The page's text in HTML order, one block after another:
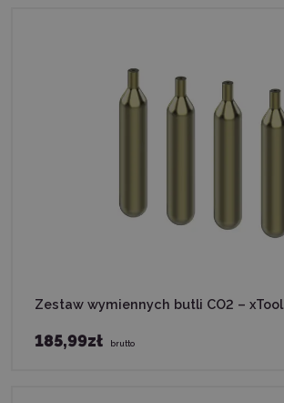
Zestaw wymiennych butli CO2 – xTool
185,99zł brutto